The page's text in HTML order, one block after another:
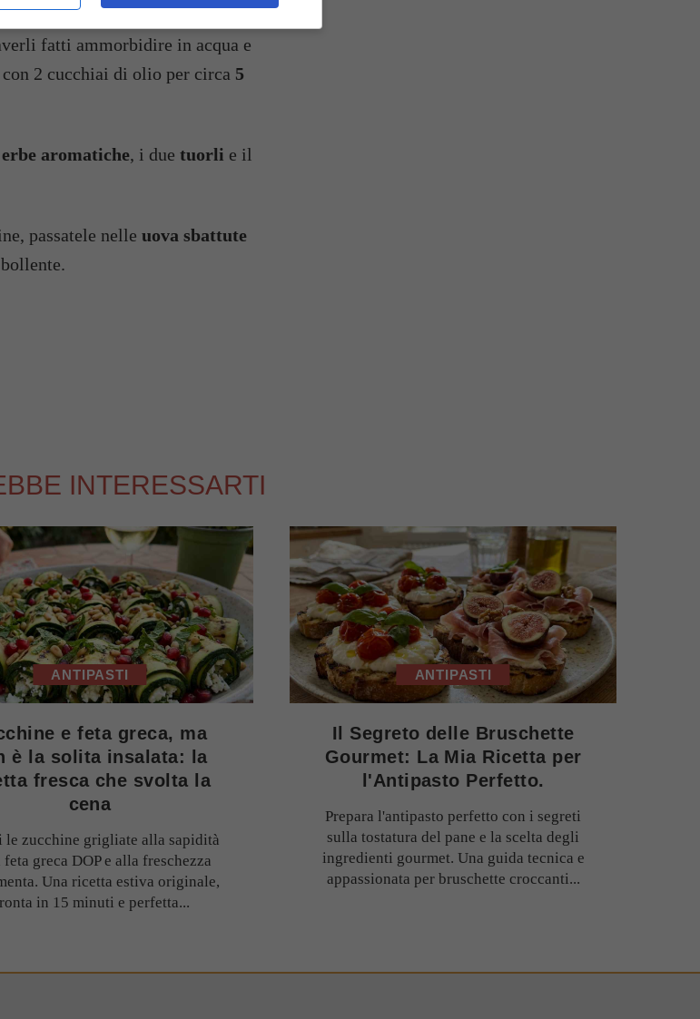
fatti ammorbidire in acqua e
2 cucchiai di olio per circa 5
erbe aromatiche, i due tuorli e il
passatele nelle uova sbattute
INTERESSARTI
ANTIPASTI
e feta greca, ma
è la solita insalata: la
fresca che svolta la
cena
le zucchine grigliate alla sapidità
greca DOP e alla freschezza
Una ricetta estiva originale,
in 15 minuti e perfetta...
ANTIPASTI
Il Segreto delle Bruschette
Gourmet: La Mia Ricetta per
l'Antipasto Perfetto.
Prepara l'antipasto perfetto con i segreti
sulla tostatura del pane e la scelta degli
ingredienti gourmet. Una guida tecnica e
appassionata per bruschette croccanti...